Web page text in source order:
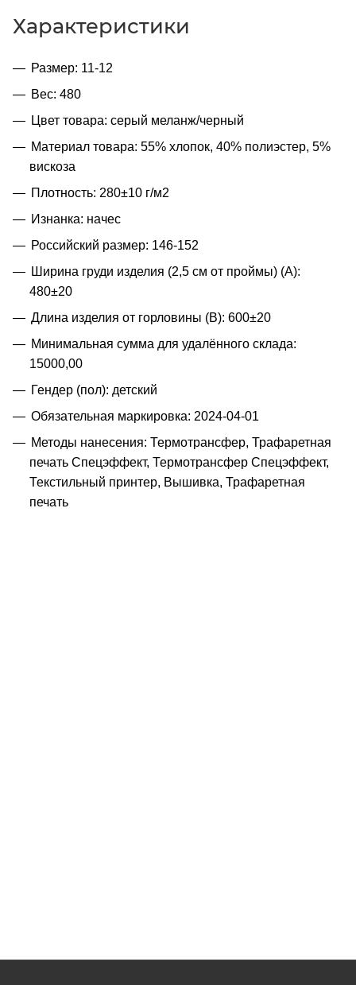
Характеристики
Размер: 11-12
Вес: 480
Цвет товара: серый меланж/черный
Материал товара: 55% хлопок, 40% полиэстер, 5%
вискоза
Плотность: 280±10 г/м2
Изнанка: начес
Российский размер: 146-152
Ширина груди изделия (2,5 см от проймы) (A):
480±20
Длина изделия от горловины (B): 600±20
Минимальная сумма для удалённого склада:
15000,00
Гендер (пол): детский
Обязательная маркировка: 2024-04-01
Методы нанесения: Термотрансфер, Трафаретная
печать Спецэффект, Термотрансфер Спецэффект,
Текстильный принтер, Вышивка, Трафаретная
печать